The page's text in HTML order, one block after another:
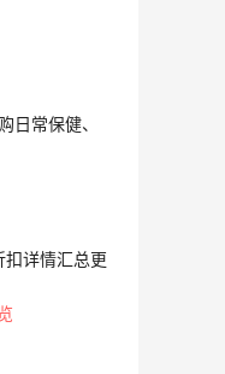
卖！入手包
星同款服饰